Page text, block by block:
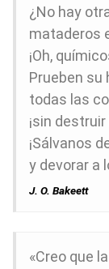
¿No hay
mataderos
¡Oh,
Prueben su
todas las
¡sin
¡Sálvanos
y devorar a
J. O. Bakeett
«Creo que